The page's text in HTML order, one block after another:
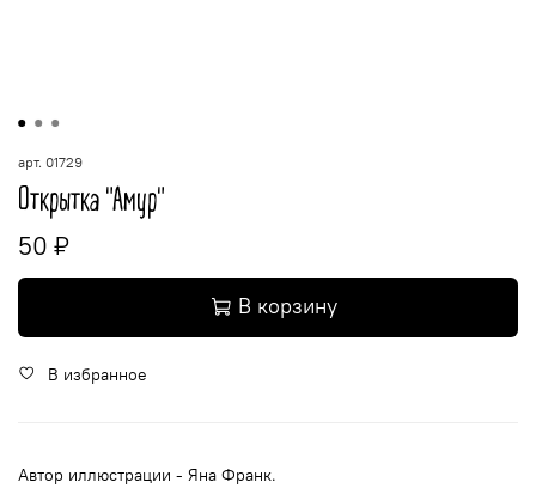
арт. 01729
Открытка "Амур"
50 ₽
В корзину
В избранное
Автор иллюстрации - Яна Франк.